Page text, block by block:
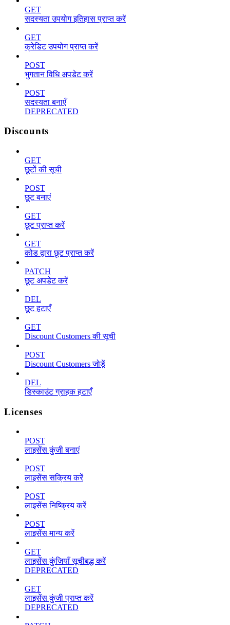
GET
सदस्यता उपयोग इतिहास प्राप्त करें
GET
क्रेडिट उपयोग प्राप्त करें
POST
भुगतान विधि अपडेट करें
POST
सदस्यता बनाएँ
DEPRECATED
Discounts
GET
छूटों की सूची
POST
छूट बनाएं
GET
छूट प्राप्त करें
GET
कोड द्वारा छूट प्राप्त करें
PATCH
छूट अपडेट करें
DEL
छूट हटाएँ
GET
Discount Customers की सूची
POST
Discount Customers जोड़ें
DEL
डिस्काउंट ग्राहक हटाएँ
Licenses
POST
लाइसेंस कुंजी बनाएं
POST
लाइसेंस सक्रिय करें
POST
लाइसेंस निष्क्रिय करें
POST
लाइसेंस मान्य करें
GET
लाइसेंस कुंजियाँ सूचीबद्ध करें
DEPRECATED
GET
लाइसेंस कुंजी प्राप्त करें
DEPRECATED